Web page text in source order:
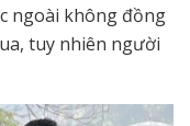
ngoài không đồng
tuy nhiên người